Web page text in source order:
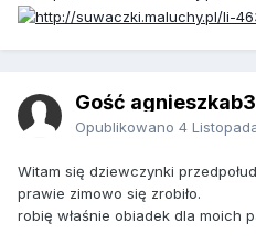
Gość
Opublikowano 4
Witam się dziewczynki
prawie zimowo się zrobiło.
robię właśnie obiadek dla moich